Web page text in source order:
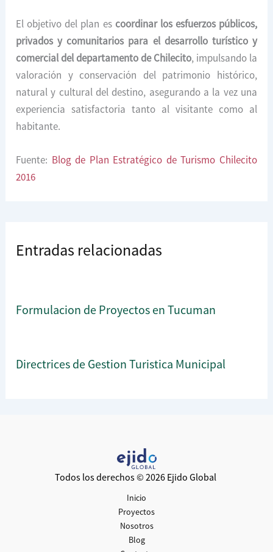
El objetivo del plan es coordinar los esfuerzos públicos,
privados y comunitarios para el desarrollo turístico y
comercial del departamento de Chilecito, impulsando la
valoración y conservación del patrimonio histórico,
natural y cultural del destino, asegurando a la vez una
experiencia satisfactoria tanto al visitante como al
habitante.
Fuente: Blog de Plan Estratégico de Turismo Chilecito
2016
Entradas relacionadas
Formulacion de Proyectos en Tucuman
Directrices de Gestion Turistica Municipal
Todos los derechos © 2026 Ejido Global
Inicio
Proyectos
Nosotros
Blog